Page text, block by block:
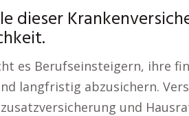
dieser
es Berufseinsteigern, ihre
langfristig abzusichern.
und